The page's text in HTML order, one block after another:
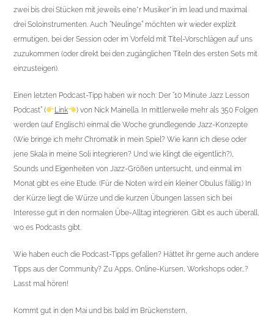
zwei bis drei Stücken mit jeweils eine*r Musiker*in im lead und maximal
drei Soloinstrumenten. Auch “Neulinge” möchten wir wieder explizit
ermutigen, bei der Session oder im Vorfeld mit Titel-Vorschlägen auf uns
zuzukommen (oder direkt bei den zugänglichen Titeln des ersten Sets mit
einzusteigen).
Einen letzten Podcast-Tipp haben wir noch: Der “10 Minute Jazz Lesson
Podcast” (
Link
) von Nick Mainella. In mittlerweile mehr als 350 Folgen
werden (auf Englisch) einmal die Woche grundlegende Jazz-Konzepte
(Wie bringe ich mehr Chromatik in mein Spiel? Wie kann ich diese oder
jene Skala in meine Soli integrieren? Und wie klingt die eigentlich?),
Sounds und Eigenheiten von Jazz-Größen untersucht, und einmal im
Monat gibt es eine Etude. (Für die Noten wird ein kleiner Obulus fällig.) In
der Kürze liegt die Würze und die kurzen Übungen lassen sich bei
Interesse gut in den normalen Übe-Alltag integrieren. Gibt es auch überall,
wo es Podcasts gibt.
Wie haben euch die Podcast-Tipps gefallen? Hättet ihr gerne auch andere
Tipps aus der Community? Zu Apps, Online-Kursen, Workshops oder…?
Lasst mal hören!
Kommt gut in den Mai und bis bald im Brückenstern,